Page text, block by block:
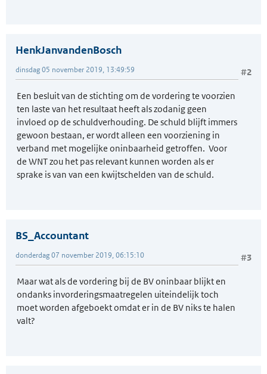
HenkJanvandenBosch
#2
dinsdag 05 november 2019, 13:49:59
Een besluit van de stichting om de vordering te voorzien
ten laste van het resultaat heeft als zodanig geen
invloed op de schuldverhouding. De schuld blijft immers
gewoon bestaan, er wordt alleen een voorziening in
verband met mogelijke oninbaarheid getroffen. Voor
de WNT zou het pas relevant kunnen worden als er
sprake is van van een kwijtschelden van de schuld.
BS_Accountant
#3
donderdag 07 november 2019, 06:15:10
Maar wat als de vordering bij de BV oninbaar blijkt en
ondanks invorderingsmaatregelen uiteindelijk toch
moet worden afgeboekt omdat er in de BV niks te halen
valt?